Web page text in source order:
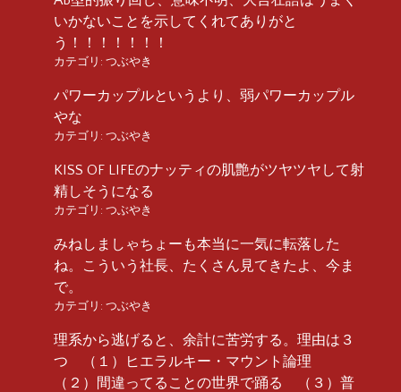
いかないことを示してくれてありがと
う！！！！！！！
カテゴリ: つぶやき
パワーカップルというより、弱パワーカップル
やな
カテゴリ: つぶやき
KISS OF LIFEのナッティの肌艶がツヤツヤして射
精しそうになる
カテゴリ: つぶやき
みねしましゃちょーも本当に一気に転落した
ね。こういう社長、たくさん見てきたよ、今ま
で。
カテゴリ: つぶやき
理系から逃げると、余計に苦労する。理由は３
つ （１）ヒエラルキー・マウント論理
（２）間違ってることの世界で踊る （３）普